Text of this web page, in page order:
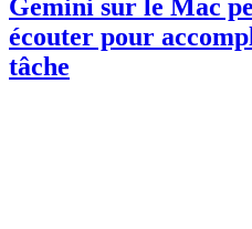
Gemini sur le Mac
écouter pour
tâche